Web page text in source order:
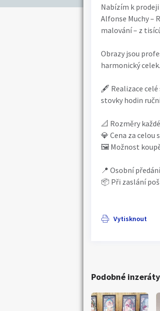
Nabízím k
Alfonse Muchy –
malování – z
Obrazy jsou
harmonický celek.
🖋 Realizace celé
stovky hodin
📐 Rozměry
💎 Cena za celou
🖼 Možnost
📍 Osobní
📦 Při zaslání
Vytisknout
Podobné inzeráty